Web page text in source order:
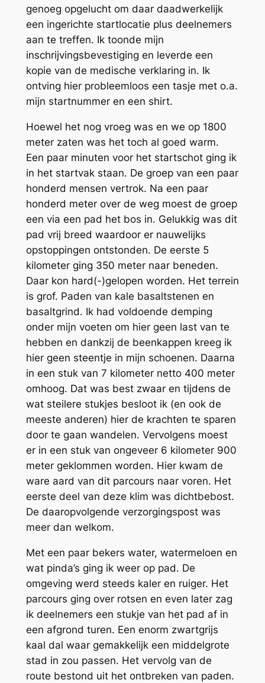
genoeg opgelucht om daar daadwerkelijk
een ingerichte startlocatie plus deelnemers
aan te treffen. Ik toonde mijn
inschrijvingsbevestiging en leverde een
kopie van de medische verklaring in. Ik
ontving hier probleemloos een tasje met o.a.
mijn startnummer en een shirt.
Hoewel het nog vroeg was en we op 1800
meter zaten was het toch al goed warm.
Een paar minuten voor het startschot ging ik
in het startvak staan. De groep van een paar
honderd mensen vertrok. Na een paar
honderd meter over de weg moest de groep
een via een pad het bos in. Gelukkig was dit
pad vrij breed waardoor er nauwelijks
opstoppingen ontstonden. De eerste 5
kilometer ging 350 meter naar beneden.
Daar kon hard(-)gelopen worden. Het terrein
is grof. Paden van kale basaltstenen en
basaltgrind. Ik had voldoende demping
onder mijn voeten om hier geen last van te
hebben en dankzij de beenkappen kreeg ik
hier geen steentje in mijn schoenen. Daarna
in een stuk van 7 kilometer netto 400 meter
omhoog. Dat was best zwaar en tijdens de
wat steilere stukjes besloot ik (en ook de
meeste anderen) hier de krachten te sparen
door te gaan wandelen. Vervolgens moest
er in een stuk van ongeveer 6 kilometer 900
meter geklommen worden. Hier kwam de
ware aard van dit parcours naar voren. Het
eerste deel van deze klim was dichtbebost.
De daaropvolgende verzorgingspost was
meer dan welkom.
Met een paar bekers water, watermeloen en
wat pinda’s ging ik weer op pad. De
omgeving werd steeds kaler en ruiger. Het
parcours ging over rotsen en even later zag
ik deelnemers een stukje van het pad af in
een afgrond turen. Een enorm zwartgrijs
kaal dal waar gemakkelijk een middelgrote
stad in zou passen. Het vervolg van de
route bestond uit het ontbreken van paden.